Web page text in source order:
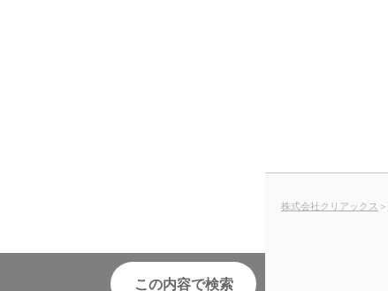
株式会社クリアックス ＞
この内容で検索